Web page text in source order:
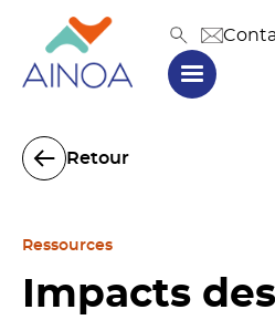
Retour
Ressources
Impacts